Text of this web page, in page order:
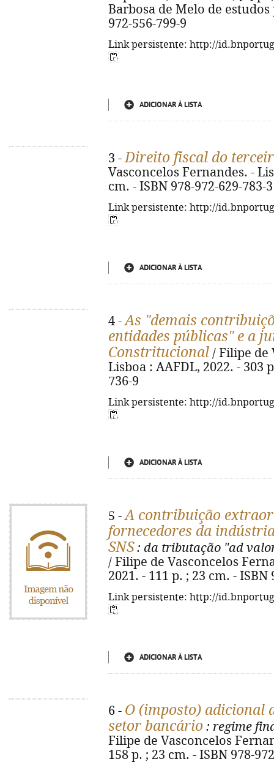
Barbosa de Melo de
972-556-799-9
Link persistente: http://
ADICIONAR À LISTA
3 -Direito fiscal do
Vasconcelos Fernandes. -
cm. - ISBN 978-972-629-783-3
Link persistente: http://
ADICIONAR À LISTA
4 -As "demais
entidades públicas" e a
Constritucional / Filipe de
Lisboa : AAFDL, 2022. - 303
736-9
Link persistente: http://
ADICIONAR À LISTA
5 -A contribuição
fornecedores da
SNS: da tributação "ad
/ Filipe de Vasconcelos
2021. - 111 p. ; 23 cm. - ISBN
Link persistente: http://
ADICIONAR À LISTA
6 - O (imposto) adicional
setor bancário : regime
Filipe de Vasconcelos
158 p. ; 23 cm. - ISBN 978-